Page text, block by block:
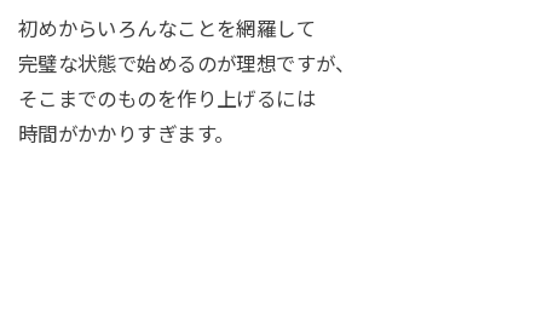
初めからいろんなことを網羅して
完璧な状態で始めるのが理想ですが、
そこまでのものを作り上げるには
時間がかかりすぎます。